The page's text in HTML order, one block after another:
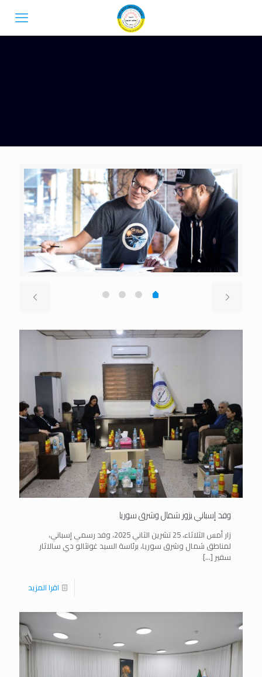
وفد إسباني يزور شمال وشرق سوريا
زار أمس الثلاثاء، 25 تشرين الثاني 2025، وفد رسمي إسباني،
لمناطق شمال وشرق سوريا، برئاسة السيد غونثالو دي سالاثار
سفير […]
اقرا المزيد